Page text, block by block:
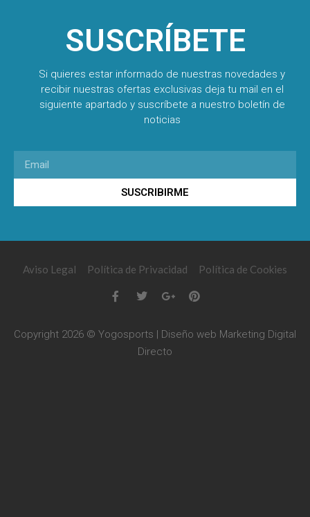
SUSCRÍBETE
Si quieres estar informado de nuestras novedades y
recibir nuestras ofertas exclusivas deja tu mail en el
siguiente apartado y suscríbete a nuestro boletín de
noticias
SUSCRIBIRME
Aviso Legal Política de Privacidad Política de Cookies
Copyright 2026 © Yogosports | Diseño web Marketing Digital
Directo